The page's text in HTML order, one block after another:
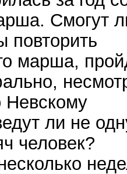
Смогут
повторить
марша,
Невскому
ли не
человек?